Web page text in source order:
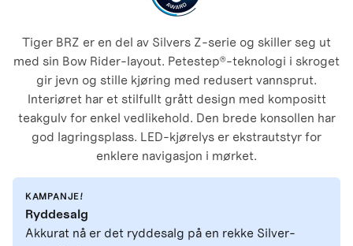
Tiger BRZ er en del av Silvers Z-serie og skiller seg ut
med sin Bow Rider-layout. Petestep®-teknologi i skroget
gir jevn og stille kjøring med redusert vannsprut.
Interiøret har et stilfullt grått design med kompositt
teakgulv for enkel vedlikehold. Den brede konsollen har
god lagringsplass. LED-kjørelys er ekstrautstyr for
enklere navigasjon i mørket.
KAMPANJE!
Ryddesalg
Akkurat nå er det ryddesalg på en rekke Silver-